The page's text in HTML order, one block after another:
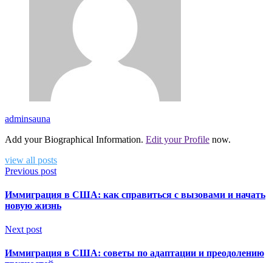
adminsauna
Add your Biographical Information. Edit your Profile now.
view all posts
Previous post
Иммиграция в США: как справиться с вызовами и начать
новую жизнь
Next post
Иммиграция в США: советы по адаптации и преодолению